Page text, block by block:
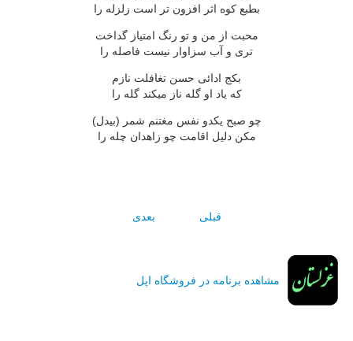
بطبع کوه اثر افزون تر است زلزله را
محبت از من و تو رنگ امتياز گداخت
ترى و آب سزاوار نيست فاصله را
بکج ادائى حسن تغافلت نازم
که ياد او گله ناز ميکند گله را
چو صبح يکدو نفس مغتنم شمر (بيدل)
مکن دليل اقامت چو زاهدان چله را
قبلی بعدی
مشاهده برنامه در فروشگاه اپل